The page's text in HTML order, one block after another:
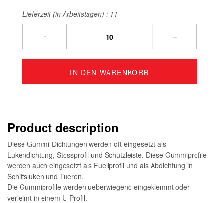
Lieferzeit (in Arbeitstagen) : 11
- +
IN DEN WARENKORB
Product description
Diese Gummi-Dichtungen werden oft eingesetzt als
Lukendichtung, Stossprofil und Schutzleiste. Diese Gummiprofile
werden auch eingesetzt als Fuellprofil und als Abdichtung in
Schiffsluken und Tueren.
Die Gummiprofile werden ueberwiegend eingeklemmt oder
verleimt in einem U-Profil.